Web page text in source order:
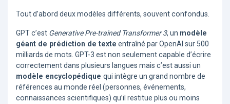
Tout d’abord deux modèles différents, souvent confondus.
GPT c’est Generative Pre-trained Transformer 3, un modèle
géant de prédiction de texte entraîné par OpenAI sur 500
milliards de mots. GPT-3 est non seulement capable d’écrire
correctement dans plusieurs langues mais c’est aussi un
modèle encyclopédique qui intègre un grand nombre de
références au monde réel (personnes, événements,
connaissances scientifiques) qu’il restitue plus ou moins